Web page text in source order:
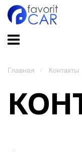
Главная Контакты